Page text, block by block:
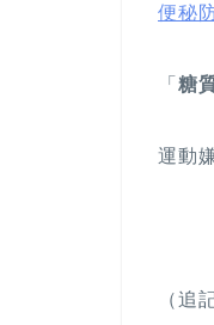
便秘
「 糖
運動
（追